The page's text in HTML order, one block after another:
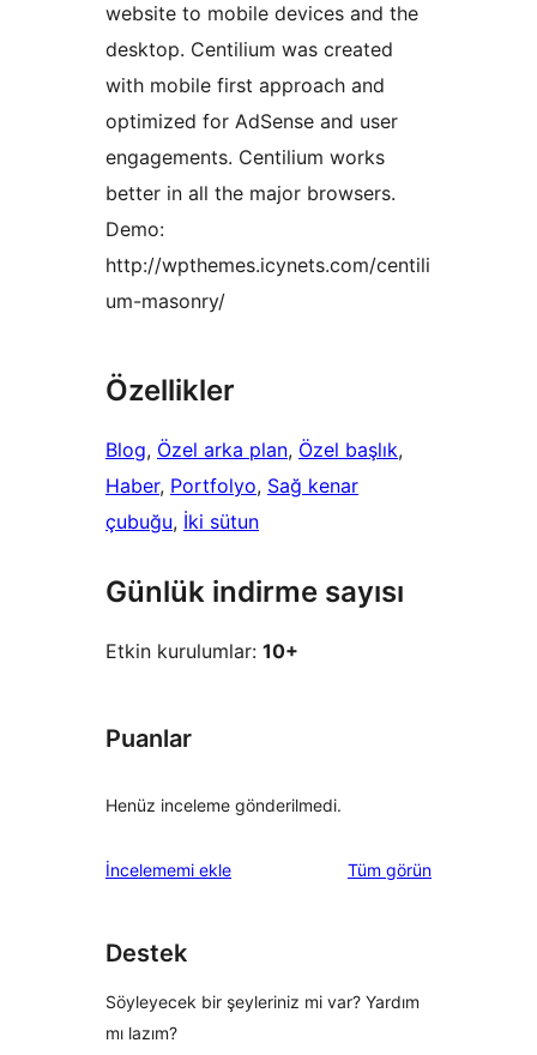
website to mobile devices and the
desktop. Centilium was created
with mobile first approach and
optimized for AdSense and user
engagements. Centilium works
better in all the major browsers.
Demo:
http://wpthemes.icynets.com/centili
um-masonry/
Özellikler
Blog, Özel arka plan, Özel başlık
Haber, Portfolyo, Sağ kenar
çubuğu, İki sütun
Günlük indirme sayısı
Etkin kurulumlar: 10+
Puanlar
Henüz inceleme gönderilmedi.
İncelememi ekle Tüm değerlendirmeleri
görün
Destek
Söyleyecek bir şeyleriniz mi var? Yardım
mı lazım?